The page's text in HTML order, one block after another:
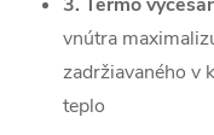
vnútra
zadržiavaného v
teplo